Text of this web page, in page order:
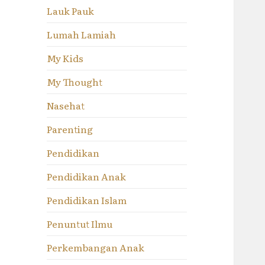
Lauk Pauk
Lumah Lamiah
My Kids
My Thought
Nasehat
Parenting
Pendidikan
Pendidikan Anak
Pendidikan Islam
Penuntut Ilmu
Perkembangan Anak